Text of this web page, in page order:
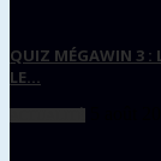
QUIZ MÉGAWIN 3 :
LE...